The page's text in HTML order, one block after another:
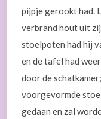
pijpje gerookt had.
verbrand hout uit
stoelpoten had hij
en de tafel had
door de
voorgevormde
gedaan en zal